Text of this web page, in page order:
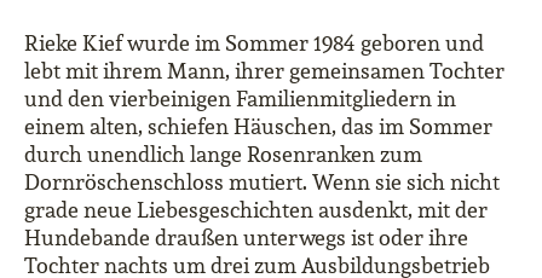
Rieke Kief wurde im Sommer 1984 geboren und
lebt mit ihrem Mann, ihrer gemeinsamen Tochter
und den vierbeinigen Familienmitgliedern in
einem alten, schiefen Häuschen, das im Sommer
durch unendlich lange Rosenranken zum
Dornröschenschloss mutiert. Wenn sie sich nicht
grade neue Liebesgeschichten ausdenkt, mit der
Hundebande draußen unterwegs ist oder ihre
Tochter nachts um drei zum Ausbildungsbetrieb